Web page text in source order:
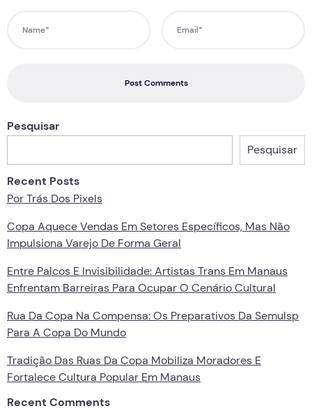
Post Comments
Pesquisar
Pesquisar
Recent Posts
Por Trás Dos Pixels
Copa Aquece Vendas Em Setores Específicos, Mas Não
Impulsiona Varejo De Forma Geral
Entre Palcos E Invisibilidade: Artistas Trans Em Manaus
Enfrentam Barreiras Para Ocupar O Cenário Cultural
Rua Da Copa Na Compensa: Os Preparativos Da Semulsp
Para A Copa Do Mundo
Tradição Das Ruas Da Copa Mobiliza Moradores E
Fortalece Cultura Popular Em Manaus
Recent Comments